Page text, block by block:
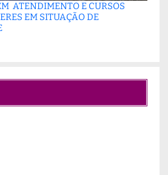
ATENDIMENTO E CURSOS
EM SITUAÇÃO DE